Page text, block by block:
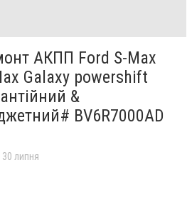
АКПП Ford S-Max
Galaxy powershift
&
BV6R7000AD
30 липня